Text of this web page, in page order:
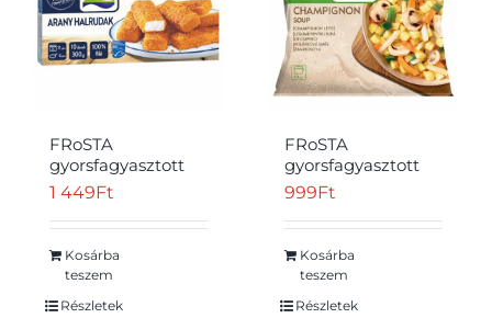
FRoSTA
gyorsfagyasztott
arany halrudak
g
1 449Ft
Kosárba
teszem
Részletek
FRoSTA
gyorsfagyasztott
zöldség mix
gombával 400 g
999Ft
Kosárba
teszem
Részletek